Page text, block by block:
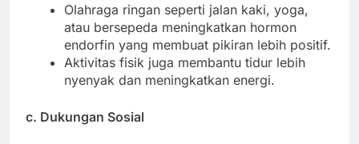
Olahraga ringan seperti jalan kaki, yoga,
atau bersepeda meningkatkan hormon
endorfin yang membuat pikiran lebih positif.
Aktivitas fisik juga membantu tidur lebih
nyenyak dan meningkatkan energi.
c. Dukungan Sosial